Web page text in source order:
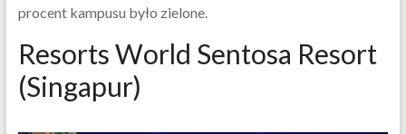
procent kampusu było zielone.
Resorts World Sentosa Resort
(Singapur)